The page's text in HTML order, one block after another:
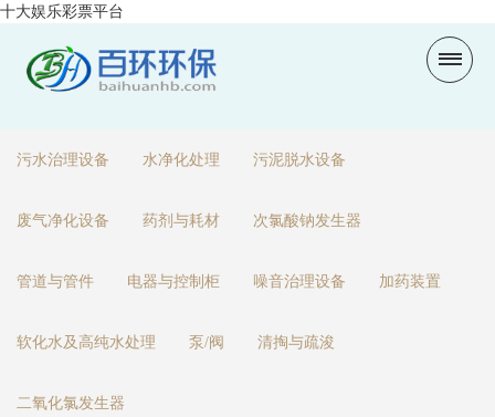
十大娱乐彩票平台
污水治理设备 水净化处理 污泥脱水设备
废气净化设备 药剂与耗材 次氯酸钠发生器
管道与管件 电器与控制柜 噪音治理设备 加药装置
软化水及高纯水处理 泵/阀 清掏与疏浚
二氧化氯发生器